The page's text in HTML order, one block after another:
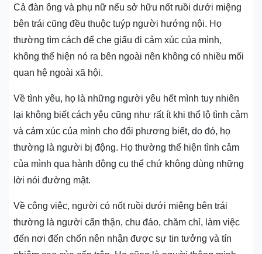
Cả đàn ông và phụ nữ nếu sở hữu nốt ruồi dưới miệng
bên trái cũng đều thuộc tuýp người hướng nội. Họ
thường tìm cách để che giấu đi cảm xúc của mình,
không thể hiện nó ra bên ngoài nên không có nhiều mối
quan hệ ngoài xã hội.
Về tình yêu, họ là những người yêu hết mình tuy nhiên
lại không biết cách yêu cũng như rất ít khi thổ lộ tình cảm
và cảm xúc của mình cho đối phương biết, do đó, họ
thường là người bị động. Họ thường thể hiện tình cảm
của mình qua hành động cụ thể chứ không dùng những
lời nói đường mật.
Về công việc, người có nốt ruồi dưới miệng bên trái
thường là người cẩn thận, chu đáo, chăm chỉ, làm việc
đến nơi đến chốn nên nhận được sự tin tưởng và tín